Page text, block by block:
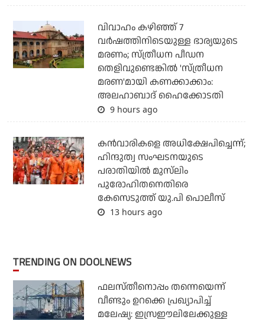
വിവാഹം കഴിഞ്ഞ് 7
വര്‍ഷത്തിനിടെയുള്ള ഭാര്യയുടെ
മരണം; സ്ത്രീധന പീഡന
തെളിവുണ്ടെങ്കില്‍ 'സ്ത്രീധന
മരണ'മായി കണക്കാക്കാം:
അലഹാബാദ് ഹൈക്കോടതി
9 hours ago
കന്‍വാരികളെ അധിക്ഷേപിച്ചെന്ന്;
ഹിന്ദുത്വ സംഘടനയുടെ
പരാതിയില്‍ മുസ്‌ലിം
പുരോഹിതനെതിരെ
കേസെടുത്ത് യു.പി പൊലീസ്
13 hours ago
TRENDING ON DOOLNEWS
ഫലസ്തീനൊപ്പം തന്നെയെന്ന്
വീണ്ടും ഉറക്കെ പ്രഖ്യാപിച്ച്
മലേഷ്യ: ഇസ്രഈലിലേക്കുള്ള